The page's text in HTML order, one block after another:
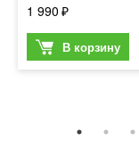
1 990